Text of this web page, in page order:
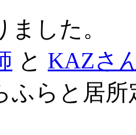
した。
と KAZさ
ふらと居